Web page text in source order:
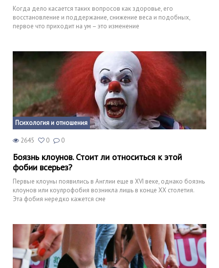
Когда дело касается таких вопросов как здоровье, его
восстановление и поддержание, снижение веса и подобных,
первое что приходит на ум – это изменение
Психология и отношения
2645 0 0
Боязнь клоунов. Стоит ли относиться к этой
фобии всерьез?
Первые клоуны появились в Англии еще в XVI веке, однако боязнь
клоунов или коулрофобия возникла лишь в конце XX столетия.
Эта фобия нередко кажется сме